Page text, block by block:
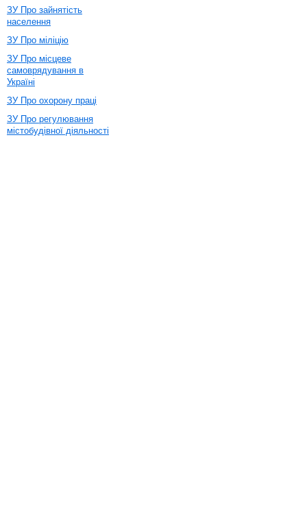
ЗУ Про зайнятість
населення
ЗУ Про міліцію
ЗУ Про місцеве
самоврядування в
Україні
ЗУ Про охорону праці
ЗУ Про регулювання
містобудівної діяльності